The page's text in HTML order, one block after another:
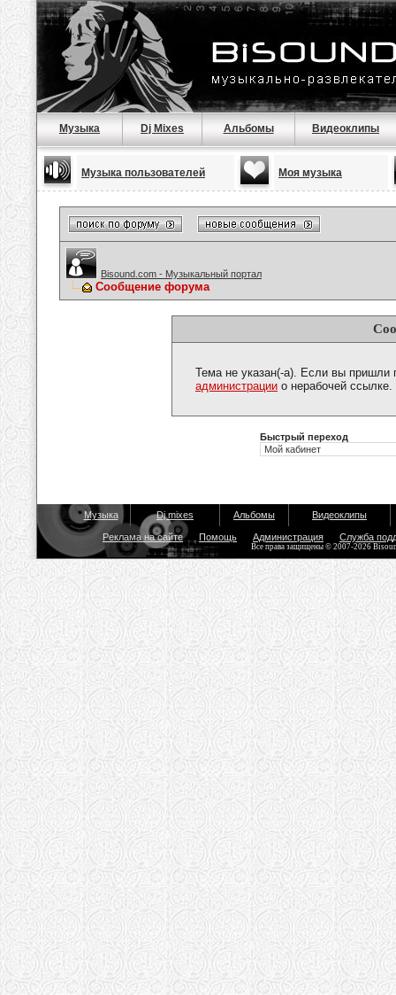
Музыка Dj Mixes Альбомы Видеоклипы
Музыка пользователей Моя музыка
Bisound.com - Музыкальный портал
Сообщение форума
Тема не указан(-а). Если вы пришли
администрации о нерабочей ссылке.
Быстрый переход
Музыка Dj mixes Альбомы Видеоклипы
Реклама на сайте Помощь Администрация Служба
Все права защищены © 2007-2026